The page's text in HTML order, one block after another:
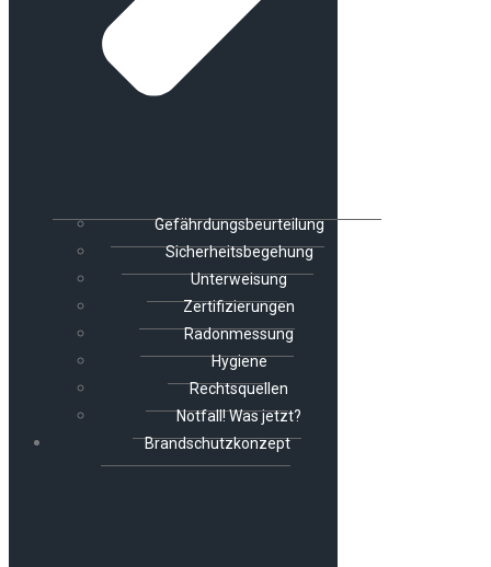
Gefährdungsbeurteilung
Sicherheitsbegehung
Unterweisung
Zertifizierungen
Radonmessung
Hygiene
Rechtsquellen
Notfall! Was jetzt?
Brandschutzkonzept